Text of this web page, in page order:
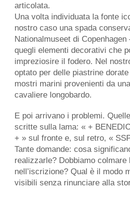
articolata.
Una volta individuata la fonte
nostro caso una spada
Nationalmuseet di
quegli elementi decorativi che
impreziosire il fodero. Nel
optato per delle piastrine
mostri marini provenienti da
cavaliere longobardo.
E poi arrivano i problemi.
scritte sulla lama: « +
+ » sul fronte e, sul retro, «
Tante domande: cosa
realizzarle? Dobbiamo colmare
nell’iscrizione? Qual è il modo
visibili senza rinunciare alla